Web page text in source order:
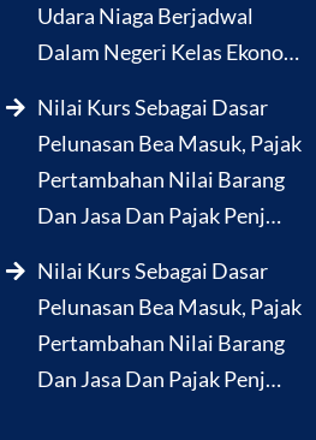
Udara Niaga Berjadwal
Dalam Negeri Kelas Ekono…
Nilai Kurs Sebagai Dasar
Pelunasan Bea Masuk, Pajak
Pertambahan Nilai Barang
Dan Jasa Dan Pajak Penj…
Nilai Kurs Sebagai Dasar
Pelunasan Bea Masuk, Pajak
Pertambahan Nilai Barang
Dan Jasa Dan Pajak Penj…